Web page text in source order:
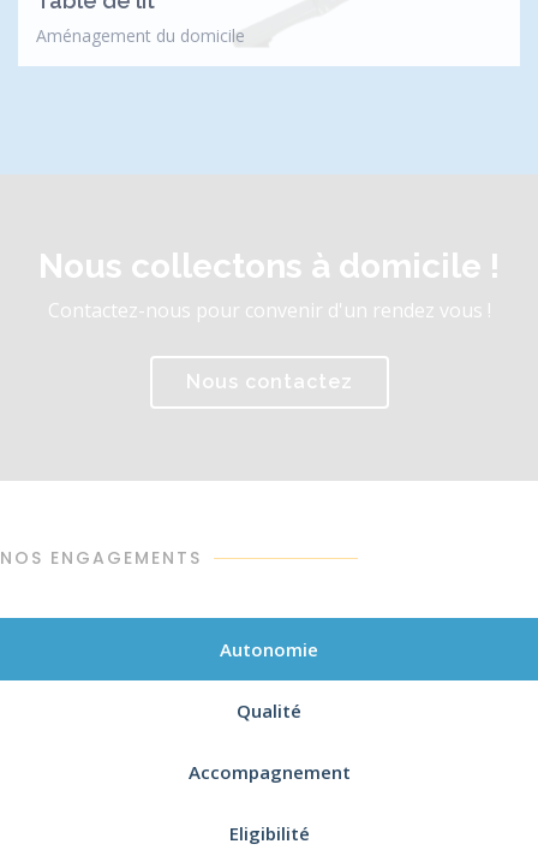
Aménagement du domicile
Nous collectons à domicile !
Contactez-nous pour convenir d'un rendez vous !
Nous contactez
NOS ENGAGEMENTS
Autonomie
Qualité
Accompagnement
Eligibilité